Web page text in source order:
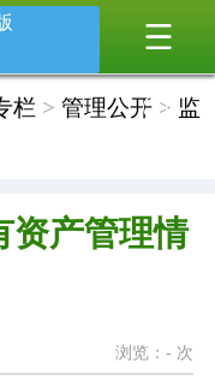
栏 > 管理公开> 监
资产管理情
浏览：- 次